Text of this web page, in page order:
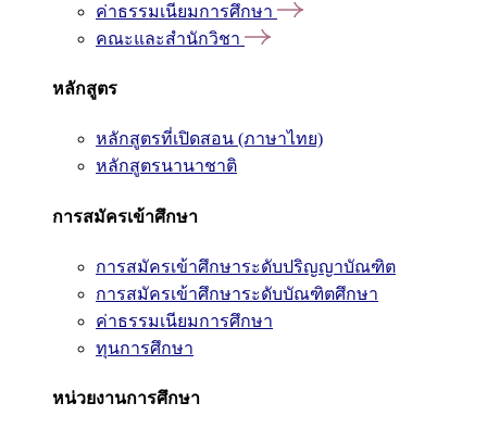
ค่าธรรมเนียมการศึกษา
คณะและสำนักวิชา
หลักสูตร
หลักสูตรที่เปิดสอน (ภาษาไทย)
หลักสูตรนานาชาติ
การสมัครเข้าศึกษา
การสมัครเข้าศึกษาระดับปริญญาบัณฑิต
การสมัครเข้าศึกษาระดับบัณฑิตศึกษา
ค่าธรรมเนียมการศึกษา
ทุนการศึกษา
หน่วยงานการศึกษา